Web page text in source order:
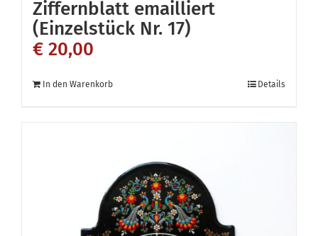
Ziffernblatt emailliert
(Einzelstück Nr. 17)
€ 20,00
In den Warenkorb Details